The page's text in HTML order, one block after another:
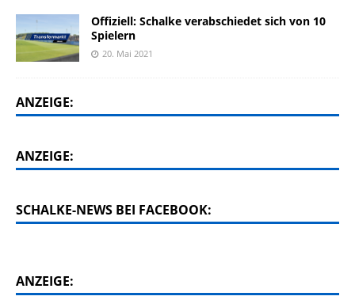
Offiziell: Schalke verabschiedet sich von 10
Spielern
20. Mai 2021
ANZEIGE:
ANZEIGE:
SCHALKE-NEWS BEI FACEBOOK:
ANZEIGE: